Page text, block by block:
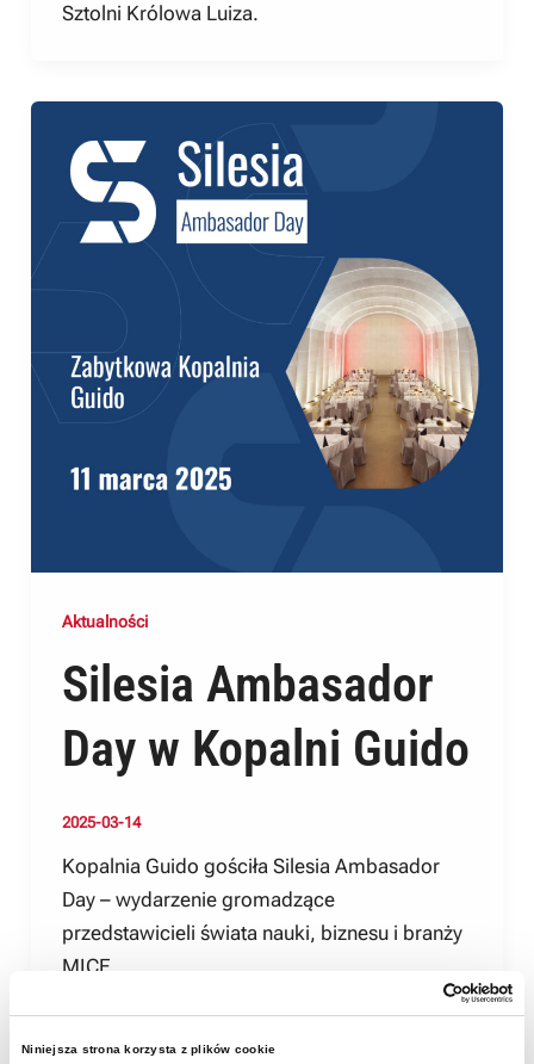
Niniejsza strona korzysta z plików cookie
Sztolni Królowa Luiza.
Aktualności
Silesia Ambasador
Day w Kopalni Guido
2025-03-14
Kopalnia Guido gościła Silesia Ambasador
Day – wydarzenie gromadzące
przedstawicieli świata nauki, biznesu i branży
MICE.